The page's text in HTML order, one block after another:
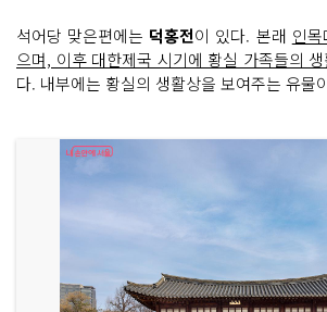
석어당 맞은편에는 덕홍전이 있다. 본래 인
으며, 이후 대한제국 시기에 황실 가족들의
다. 내부에는 황실의 생활상을 보여주는 유물